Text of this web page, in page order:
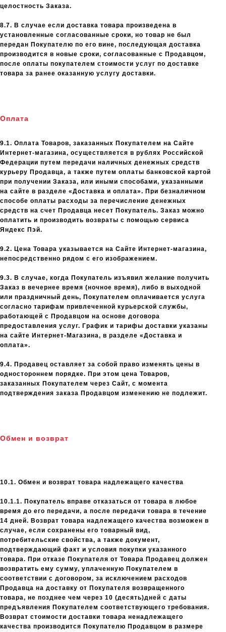
целостность Заказа.
8.7. В случае если доставка товара произведена в
установленные согласованные сроки, но товар не был
передан Покупателю по его вине, последующая доставка
производится в новые сроки, согласованные с Продавцом,
после оплаты покупателем стоимости услуг по доставке
товара за ранее оказанную услугу доставки.
Оплата
9.1. Оплата Товаров, заказанных Покупателем на Сайте
Интернет-магазина, осуществляется в рублях Российской
Федерации путем передачи наличных денежных средств
курьеру Продавца, а также путем оплаты банковской картой
при получении Заказа, или иными способами, указанными
на сайте в разделе «Доставка и оплата». При безналичном
способе оплаты расходы за перечисление денежных
средств на счет Продавца несет Покупатель. Заказ можно
оплатить и производить возвраты с помощью сервиса
Яндекс Пэй.
9.2. Цена Товара указывается на Сайте Интернет-магазина,
непосредственно рядом с его изображением.
9.3. В случае, когда Покупатель изъявил желание получить
Заказ в вечернее время (ночное время), либо в выходной
или праздничный день, Покупателем оплачивается услуга
согласно тарифам привлеченной курьерской службы,
работающей с Продавцом на основе договора
предоставления услуг. График и тарифы доставки указаны
на сайте Интернет-Магазина, в разделе «Доставка и
оплата».
9.4. Продавец оставляет за собой право изменять цены в
одностороннем порядке. При этом цена Товаров,
заказанных Покупателем через Сайт, с момента
подтверждения заказа Продавцом изменению не подлежит.
Обмен и возврат
10.1. Обмен и возврат товара надлежащего качества
10.1.1. Покупатель вправе отказаться от товара в любое
время до его передачи, а после передачи товара в течение
14 дней. Возврат товара надлежащего качества возможен в
случае, если сохранены его товарный вид,
потребительские свойства, а также документ,
подтверждающий факт и условия покупки указанного
товара. При отказе Покупателя от Товара Продавец должен
возвратить ему сумму, уплаченную Покупателем в
соответствии с договором, за исключением расходов
Продавца на доставку от Покупателя возвращенного
товара, не позднее чем через 10 (десять)дней с даты
предъявления Покупателем соответствующего требования.
Возврат стоимости доставки товара ненадлежащего
качества производится Покупателю Продавцом в размере